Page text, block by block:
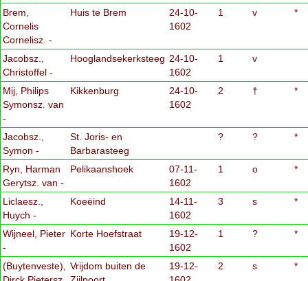
Brem,
Cornelis
Cornelisz. -
Huis te Brem
24-10-
1602
1 v *
Jacobsz.,
Christoffel -
Hooglandsekerksteeg 24-10-
1602
1 v
Mij, Philips
Symonsz. van
-
Kikkenburg
24-10-
1602
2 † *
Jacobsz.,
Symon -
St. Joris- en
Barbarasteeg
? ? *
Ryn, Harman
Gerytsz. van -
Pelikaanshoek
07-11-
1602
1 o *
Liclaesz.,
Huych -
Koeëind
14-11-
1602
3 s *
Wijneel, Pieter
-
Korte Hoefstraat
19-12-
1602
1 ? *
(Buytenveste),
Vrijdom buiten de
19-12-
2 s *